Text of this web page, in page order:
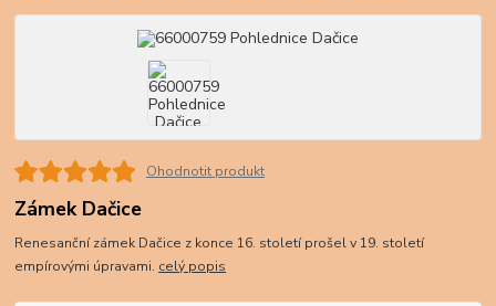
Ohodnotit produkt
Zámek Dačice
Renesanční zámek Dačice z konce 16. století prošel v 19. století
empírovými úpravami. celý popis